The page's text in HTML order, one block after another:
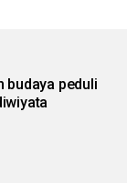
budaya peduli